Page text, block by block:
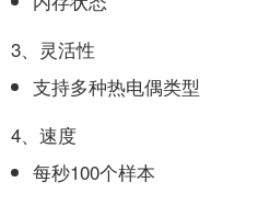
3、灵活性
支持多种热电偶类型
4、速度
每秒100个样本